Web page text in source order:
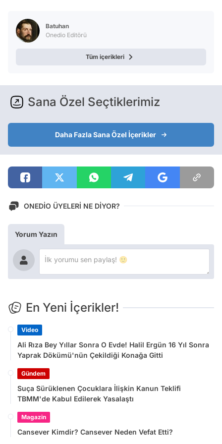
Batuhan
Onedio Editörü
Tüm içerikleri
Sana Özel Seçtiklerimiz
Daha Fazla Sana Özel İçerikler
ONEDİO ÜYELERİ NE DİYOR?
Yorum Yazın
En Yeni İçerikler!
Video
Ali Rıza Bey Yıllar Sonra O Evde! Halil Ergün 16 Yıl Sonra
Yaprak Dökümü'nün Çekildiği Konağa Gitti
Gündem
Suça Sürüklenen Çocuklara İlişkin Kanun Teklifi
TBMM'de Kabul Edilerek Yasalaştı
Magazin
Cansever Kimdir? Cansever Neden Vefat Etti?